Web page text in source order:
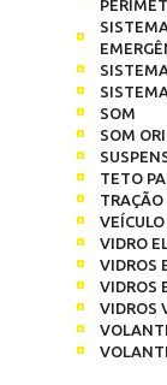
SOM
SOM
TETO
TRAÇÃO
VIDRO
VIDROS
VIDROS
VIDROS